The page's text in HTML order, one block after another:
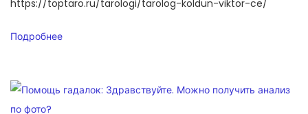
https://toptaro.ru/tarologi/tarolog-koldun-viktor-ce/
Подробнее